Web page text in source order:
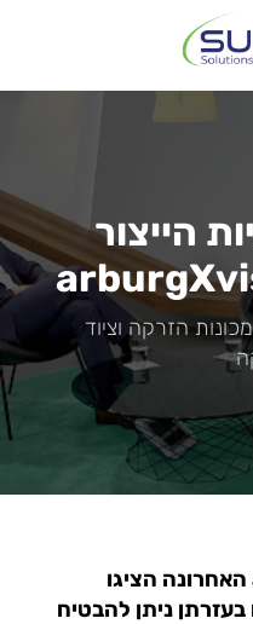
הייצור
מכונות הזרקה וציוד
|
בתוכנית arburgXvision האחרונה הציגו
ניתן להבטיח